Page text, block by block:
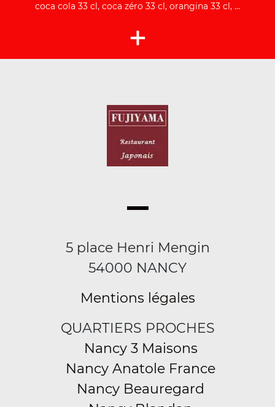
coca cola 33 cl, coca zéro 33 cl, orangina 33 cl, ...
+
5 place Henri Mengin
54000 NANCY
Mentions légales
QUARTIERS PROCHES
Nancy 3 Maisons
Nancy Anatole France
Nancy Beauregard